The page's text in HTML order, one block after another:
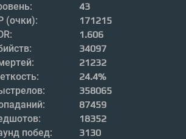
43
(очки):
171215
1.606
34097
21232
24.4%
358065
87459
18352
побед:
3130